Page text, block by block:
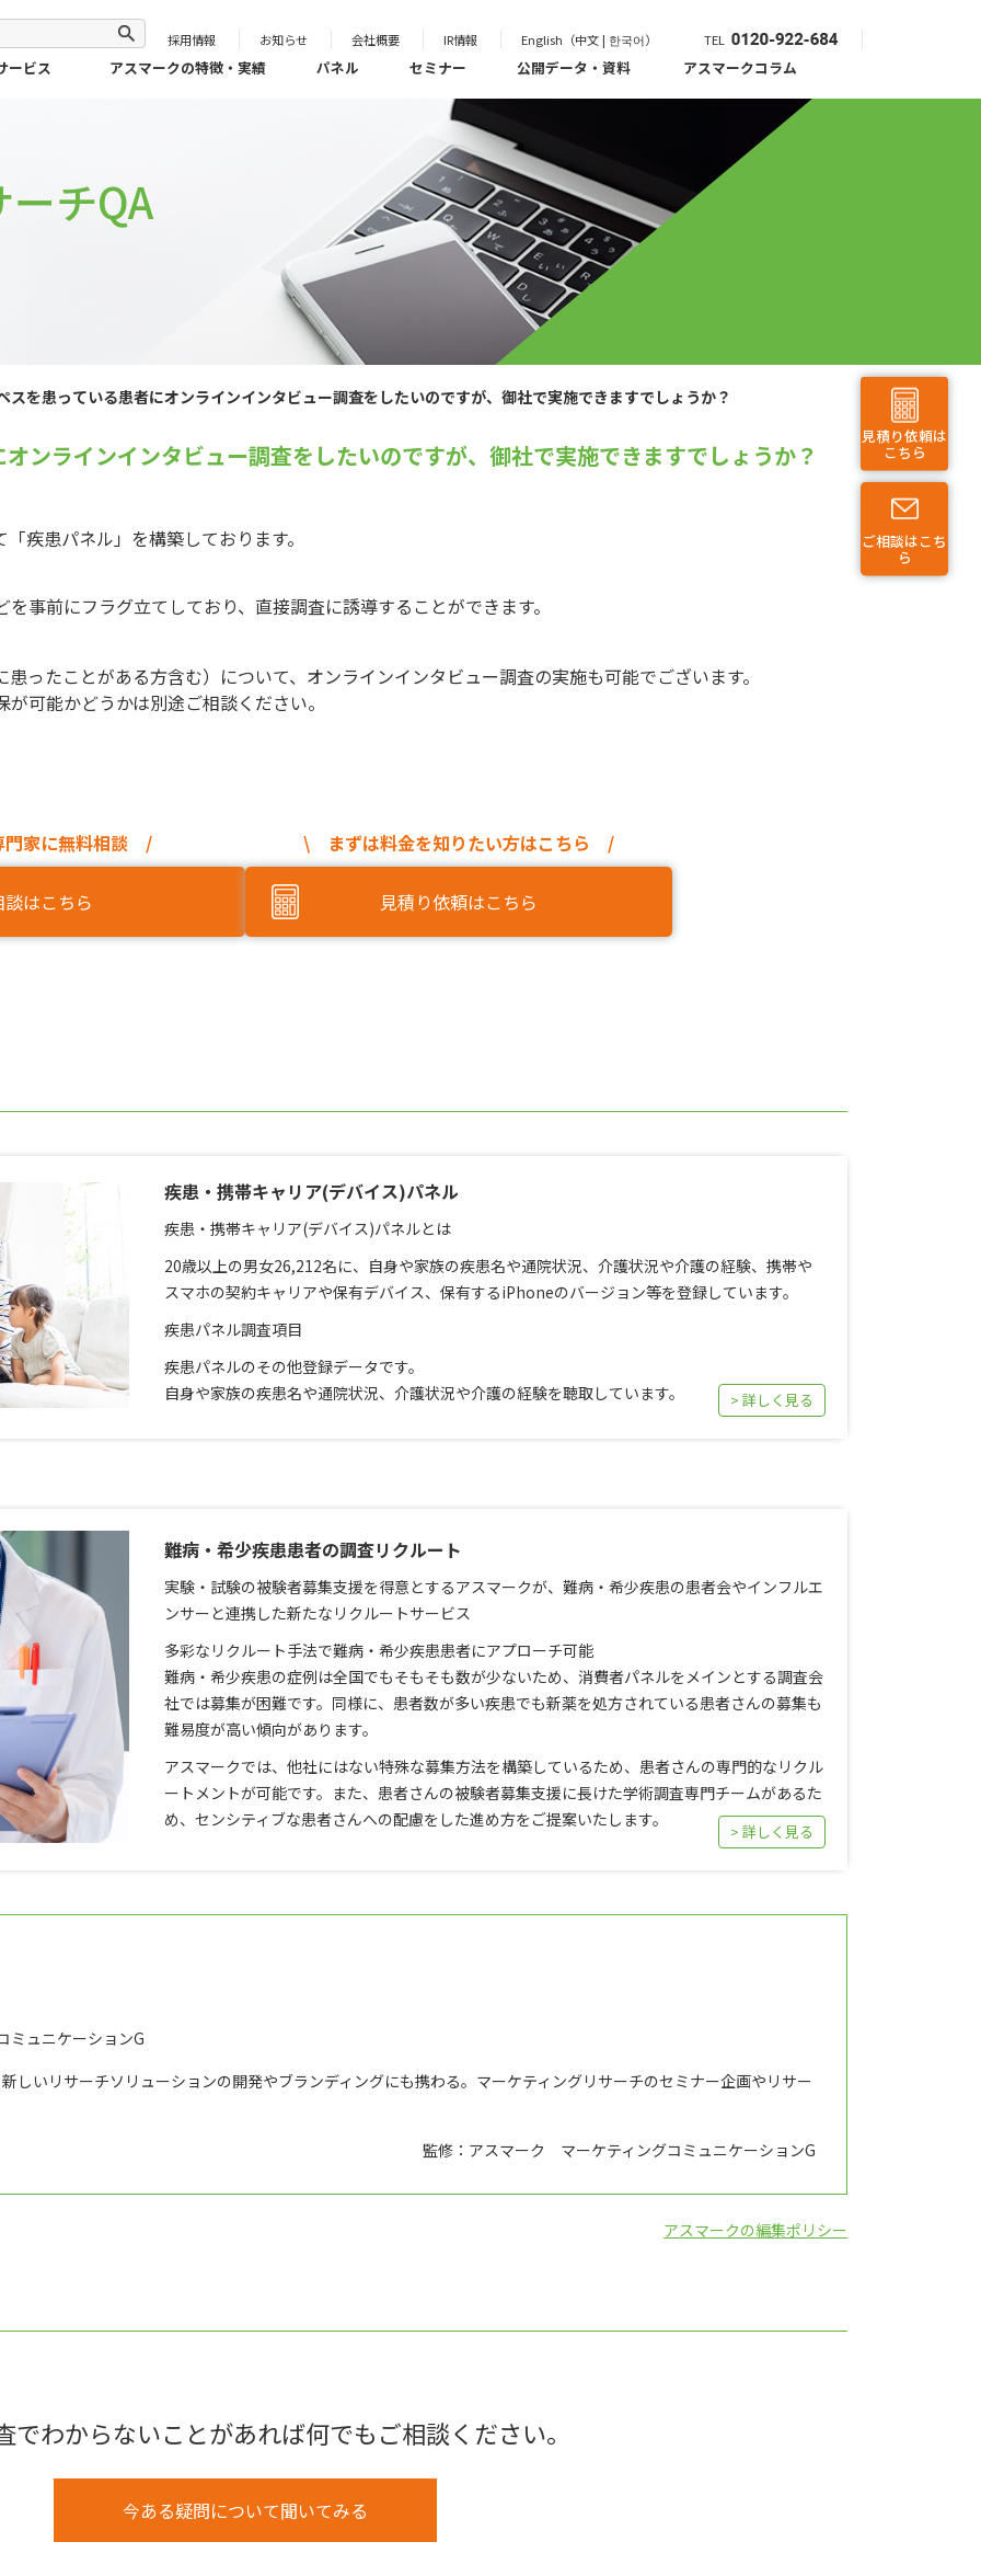
採用情報 お知らせ 会社概要 IR情報 English（中文 | 한국어） TEL
ービス アスマークの特徴・実績 パネル セミナー 公開データ・資料 アスマークコラム
見積り依頼は
こちら
ご相談はこち
ら
チQA
スを患っている患者にオンラインインタビュー調査をしたいのですが、御社で実施できますでしょうか？
ンラインインタビュー調査をしたいのですが、御社で実施できますでしょうか？
疾患パネル」を構築しております。
事前にフラグ立てしており、直接調査に誘導することができます。
ったことがある方含む）について、オンラインインタビュー調査の実施も可能でございます。
可能かどうかは別途ご相談ください。
家に無料相談 /
はこちら
\ まずは料金を知りたい方はこちら /
見積り依頼はこちら
疾患・携帯キャリア(デバイス)パネル
疾患・携帯キャリア(デバイス)パネルとは
20歳以上の男女26,212名に、自身や家族の疾患名や通院状況、介護状況や介護の経験、携帯や
スマホの契約キャリアや保有デバイス、保有するiPhoneのバージョン等を登録しています。
疾患パネル調査項目
疾患パネルのその他登録データです。
自身や家族の疾患名や通院状況、介護状況や介護の経験を聴取しています。
> 詳しく見る
難病・希少疾患患者の調査リクルート
実験・試験の被験者募集支援を得意とするアスマークが、難病・希少疾患の患者会やインフルエ
ンサーと連携した新たなリクルートサービス
多彩なリクルート手法で難病・希少疾患患者にアプローチ可能
難病・希少疾患の症例は全国でもそもそも数が少ないため、消費者パネルをメインとする調査会
社では募集が困難です。同様に、患者数が多い疾患でも新薬を処方されている患者さんの募集も
難易度が高い傾向があります。
アスマークでは、他社にはない特殊な募集方法を構築しているため、患者さんの専門的なリクル
ートメントが可能です。また、患者さんの被験者募集支援に長けた学術調査専門チームがあるた
め、センシティブな患者さんへの配慮をした進め方をご提案いたします。
> 詳しく見る
ュニケーションG
しいリサーチソリューションの開発やブランディングにも携わる。マーケティングリサーチのセミナー企画やリサー
監修：アスマーク マーケティングコミュニケーションG
アスマークの編集ポリシー
でわからないことがあれば何でもご相談ください。
今ある疑問について聞いてみる